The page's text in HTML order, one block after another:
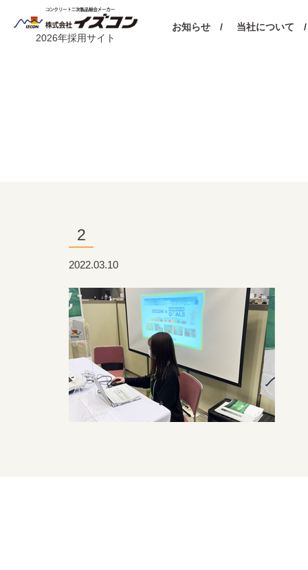
2026年採用サイト
お知らせ / 当社について /
2
2022.03.10